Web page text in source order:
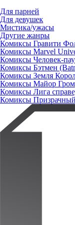
Для парней
Для девушек
Мистика/ужасы
Другие жанры
Комиксы Гравити
Комиксы Marvel
Комиксы Человек-
Комиксы Бэтмен
Комиксы Земля
Комиксы Майор Гром
Комиксы Лига
Комиксы